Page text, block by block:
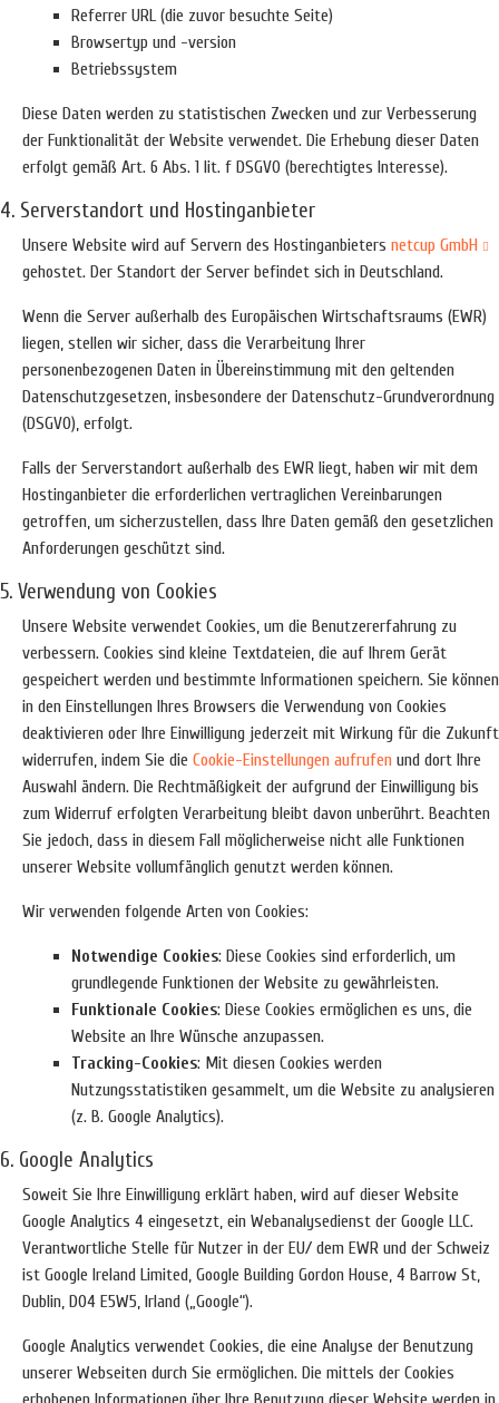
Referrer URL (die zuvor besuchte Seite)
Browsertyp und -version
Betriebssystem
Diese Daten werden zu statistischen Zwecken und zur Verbesserung
der Funktionalität der Website verwendet. Die Erhebung dieser Daten
erfolgt gemäß Art. 6 Abs. 1 lit. f DSGVO (berechtigtes Interesse).
4. Serverstandort und Hostinganbieter
Unsere Website wird auf Servern des Hostinganbieters netcup GmbH
gehostet. Der Standort der Server befindet sich in Deutschland.
Wenn die Server außerhalb des Europäischen Wirtschaftsraums (EWR)
liegen, stellen wir sicher, dass die Verarbeitung Ihrer
personenbezogenen Daten in Übereinstimmung mit den geltenden
Datenschutzgesetzen, insbesondere der Datenschutz-Grundverordnung
(DSGVO), erfolgt.
Falls der Serverstandort außerhalb des EWR liegt, haben wir mit dem
Hostinganbieter die erforderlichen vertraglichen Vereinbarungen
getroffen, um sicherzustellen, dass Ihre Daten gemäß den gesetzlichen
Anforderungen geschützt sind.
5. Verwendung von Cookies
Unsere Website verwendet Cookies, um die Benutzererfahrung zu
verbessern. Cookies sind kleine Textdateien, die auf Ihrem Gerät
gespeichert werden und bestimmte Informationen speichern. Sie können
in den Einstellungen Ihres Browsers die Verwendung von Cookies
deaktivieren oder Ihre Einwilligung jederzeit mit Wirkung für die Zukunft
widerrufen, indem Sie die Cookie-Einstellungen aufrufen und dort Ihre
Auswahl ändern. Die Rechtmäßigkeit der aufgrund der Einwilligung bis
zum Widerruf erfolgten Verarbeitung bleibt davon unberührt. Beachten
Sie jedoch, dass in diesem Fall möglicherweise nicht alle Funktionen
unserer Website vollumfänglich genutzt werden können.
Wir verwenden folgende Arten von Cookies:
Notwendige Cookies: Diese Cookies sind erforderlich, um
grundlegende Funktionen der Website zu gewährleisten.
Funktionale Cookies: Diese Cookies ermöglichen es uns, die
Website an Ihre Wünsche anzupassen.
Tracking-Cookies: Mit diesen Cookies werden
Nutzungsstatistiken gesammelt, um die Website zu analysieren
(z. B. Google Analytics).
6. Google Analytics
Soweit Sie Ihre Einwilligung erklärt haben, wird auf dieser Website
Google Analytics 4 eingesetzt, ein Webanalysedienst der Google LLC.
Verantwortliche Stelle für Nutzer in der EU/ dem EWR und der Schweiz
ist Google Ireland Limited, Google Building Gordon House, 4 Barrow St,
Dublin, D04 E5W5, Irland („Google“).
Google Analytics verwendet Cookies, die eine Analyse der Benutzung
unserer Webseiten durch Sie ermöglichen. Die mittels der Cookies